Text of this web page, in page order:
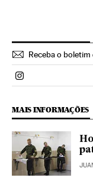
Receba o boletim
Politica El País
MAIS INFORMAÇÕES